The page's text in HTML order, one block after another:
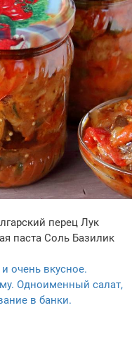
перец Лук
паста Соль Базилик
очень вкусное.
Одноименный салат,
в банки.